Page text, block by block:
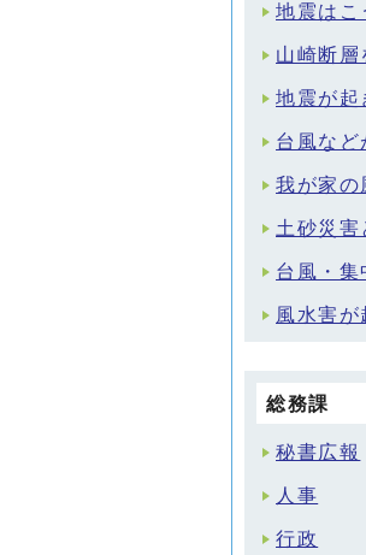
地震はこ
山崎断層
地震が起
台風など
我が家の
土砂災害
台風・集
風水害が
総務課
秘書広報
人事
行政